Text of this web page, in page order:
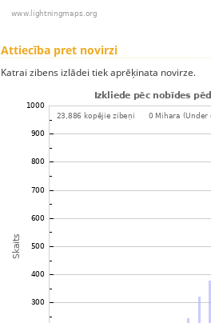
Attiecība pret novirzi
Katrai zibens izlādei tiek aprēķinata novirze.